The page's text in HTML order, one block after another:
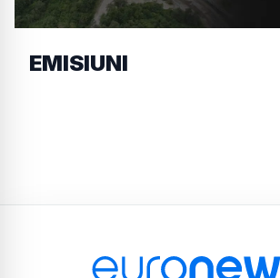
EMISIUNI